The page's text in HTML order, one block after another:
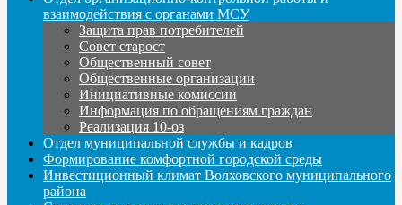
взаимодействия с органами МСУ
Защита прав потребителей
Совет старост
Общественный совет
Общественные организации
Инициативные комиссии
Информация по обращениям граждан
Реализация 10-оз
Отдел муниципальной службы и кадров
Формирование комфортной городской среды
Инвестиционный климат Волховского муниципального
района